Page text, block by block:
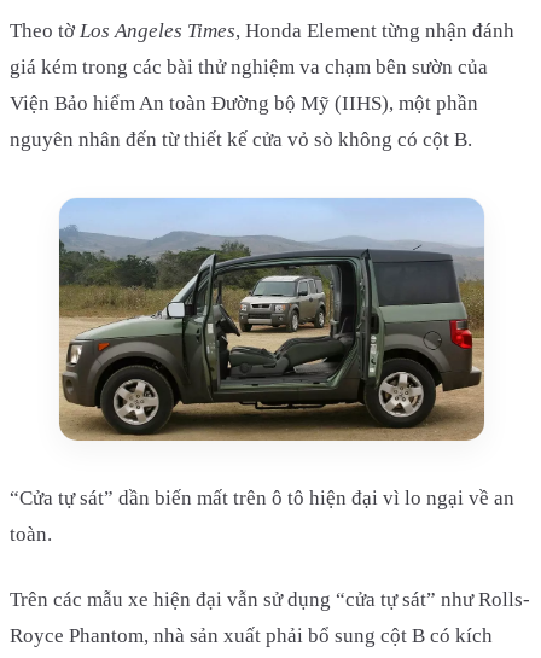
Theo tờLos Angeles Times, Honda Element từng nhận đánh
giá kém trong các bài thử nghiệm va chạm bên sườn của
Viện Bảo hiểm An toàn Đường bộ Mỹ (IIHS), một phần
nguyên nhân đến từ thiết kế cửa vỏ sò không có cột B.
“Cửa tự sát” dần biến mất trên ô tô hiện đại vì lo ngại về an
toàn.
Trên các mẫu xe hiện đại vẫn sử dụng “cửa tự sát” như Rolls-
Royce Phantom, nhà sản xuất phải bổ sung cột B có kích